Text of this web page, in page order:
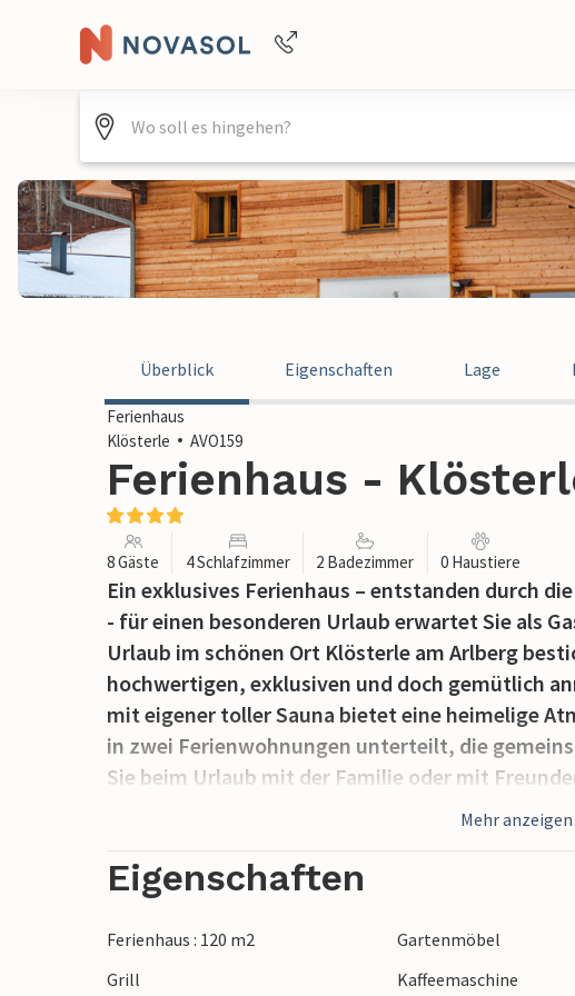
+4940688715475
Überblick Eigenschaften Lage
Ferienhaus
Klösterle
AVO159
Ferienhaus -
8 Gäste 4 Schlafzimmer 2 Badezimmer 0 Haustiere
Ein exklusives Ferienhaus – entstanden durch
- für einen besonderen Urlaub erwartet Sie als
Urlaub im schönen Ort Klösterle am Arlberg
hochwertigen, exklusiven und doch gemütlich
mit eigener toller Sauna bietet eine heimelige
in zwei Ferienwohnungen unterteilt, die
Sie beim Urlaub mit der Familie oder mit
Die Lage Ihres Ferienhauses in Klösterle ist
beschilderten Wanderwege zu nützen, die Sie
Höhen zu den urigen Almen führen. Auch
Mehr anzeigen
Eigenschaften
Ferienhaus : 120 m2 Gartenmöbel
Grill
Kaffeemaschine